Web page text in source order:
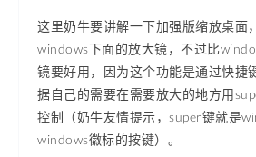
这里奶牛要讲解一下加强版缩放桌面
windows下面的放大镜，不过比
镜要好用，因为这个功能是通过快捷
据自己的需要在需要放大的地方用
控制（奶牛友情提示，super键就是
windows徽标的按键）。